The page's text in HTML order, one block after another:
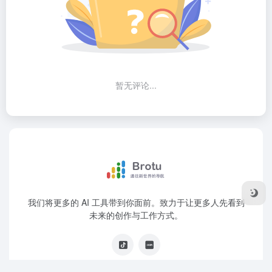
暂无评论...
我们将更多的 AI 工具带到你面前。致力于让更多人先看到
未来的创作与工作方式。